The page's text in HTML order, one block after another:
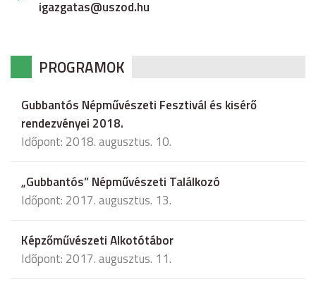
igazgatas@uszod.hu
PROGRAMOK
Gubbantós Népművészeti Fesztivál és kisérő
rendezvényei 2018.
Időpont: 2018. augusztus. 10.
„Gubbantós” Népművészeti Találkozó
Időpont: 2017. augusztus. 13.
Képzőművészeti Alkotótábor
Időpont: 2017. augusztus. 11.